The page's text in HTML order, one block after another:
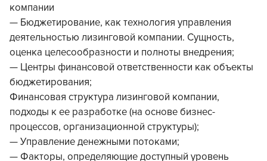
компании
— Бюджетирование, как технология управления
деятельностью лизинговой компании. Сущность,
оценка целесообразности и полноты внедрения;
— Центры финансовой ответственности как объекты
бюджетирования;
Финансовая структура лизинговой компании,
подходы к ее разработке (на основе бизнес-
процессов, организационной структуры);
— Управление денежными потоками;
— Факторы, определяющие доступный уровень